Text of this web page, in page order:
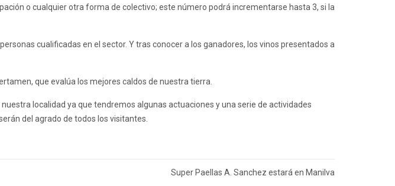
o cualquier otra forma de colectivo; este número podrá incrementarse hasta 3, si la
cualificadas en el sector. Y tras conocer a los ganadores, los vinos presentados a
que evalúa los mejores caldos de nuestra tierra.
localidad ya que tendremos algunas actuaciones y una serie de actividades
del agrado de todos los visitantes.
Super Paellas A. Sanchez estará en Manilva